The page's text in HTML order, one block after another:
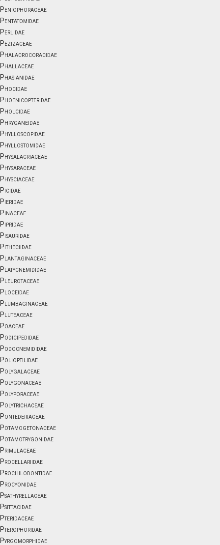
Peniophoraceae
Pentatomidae
Perlidae
Pezizaceae
Phalacrocoracidae
Phallaceae
Phasianidae
Phocidae
Phoenicopteridae
Pholcidae
Phryganeidae
Phylloscopidae
Phyllostomidae
Physalacriaceae
Physaraceae
Physciaceae
Picidae
Pieridae
Pinaceae
Pipridae
Pisauridae
Pitheciidae
Plantaginaceae
Platycnemididae
Pleurotaceae
Ploceidae
Plumbaginaceae
Pluteaceae
Poaceae
Podicipedidae
Podocnemididae
Polioptilidae
Polygalaceae
Polygonaceae
Polyporaceae
Polytrichaceae
Pontederiaceae
Potamogetonaceae
Potamotrygonidae
Primulaceae
Procellariidae
Prochilodontidae
Procyonidae
Psathyrellaceae
Psittacidae
Pteridaceae
Pterophoridae
Pyrgomorphidae